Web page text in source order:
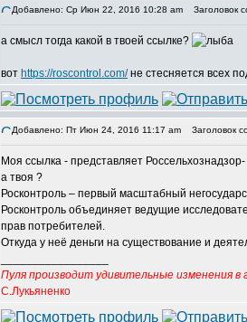
Добавлено: Ср Июн 22, 2016 10:28 am Заголовок
а смысл тогда какой в твоей ссылке?
вот https://roscontrol.com/не стесняется всех
Добавлено: Пт Июн 24, 2016 11:17 am Заголовок
Моя ссылка - представляет Россельхознадзор-
а твоя ?
Росконтроль – первый масштабный
Росконтроль объединяет ведущие
прав потребителей.
Откуда у неё деньги на существование и
Пуля производит удивительные изменения в
С.Лукьяненко